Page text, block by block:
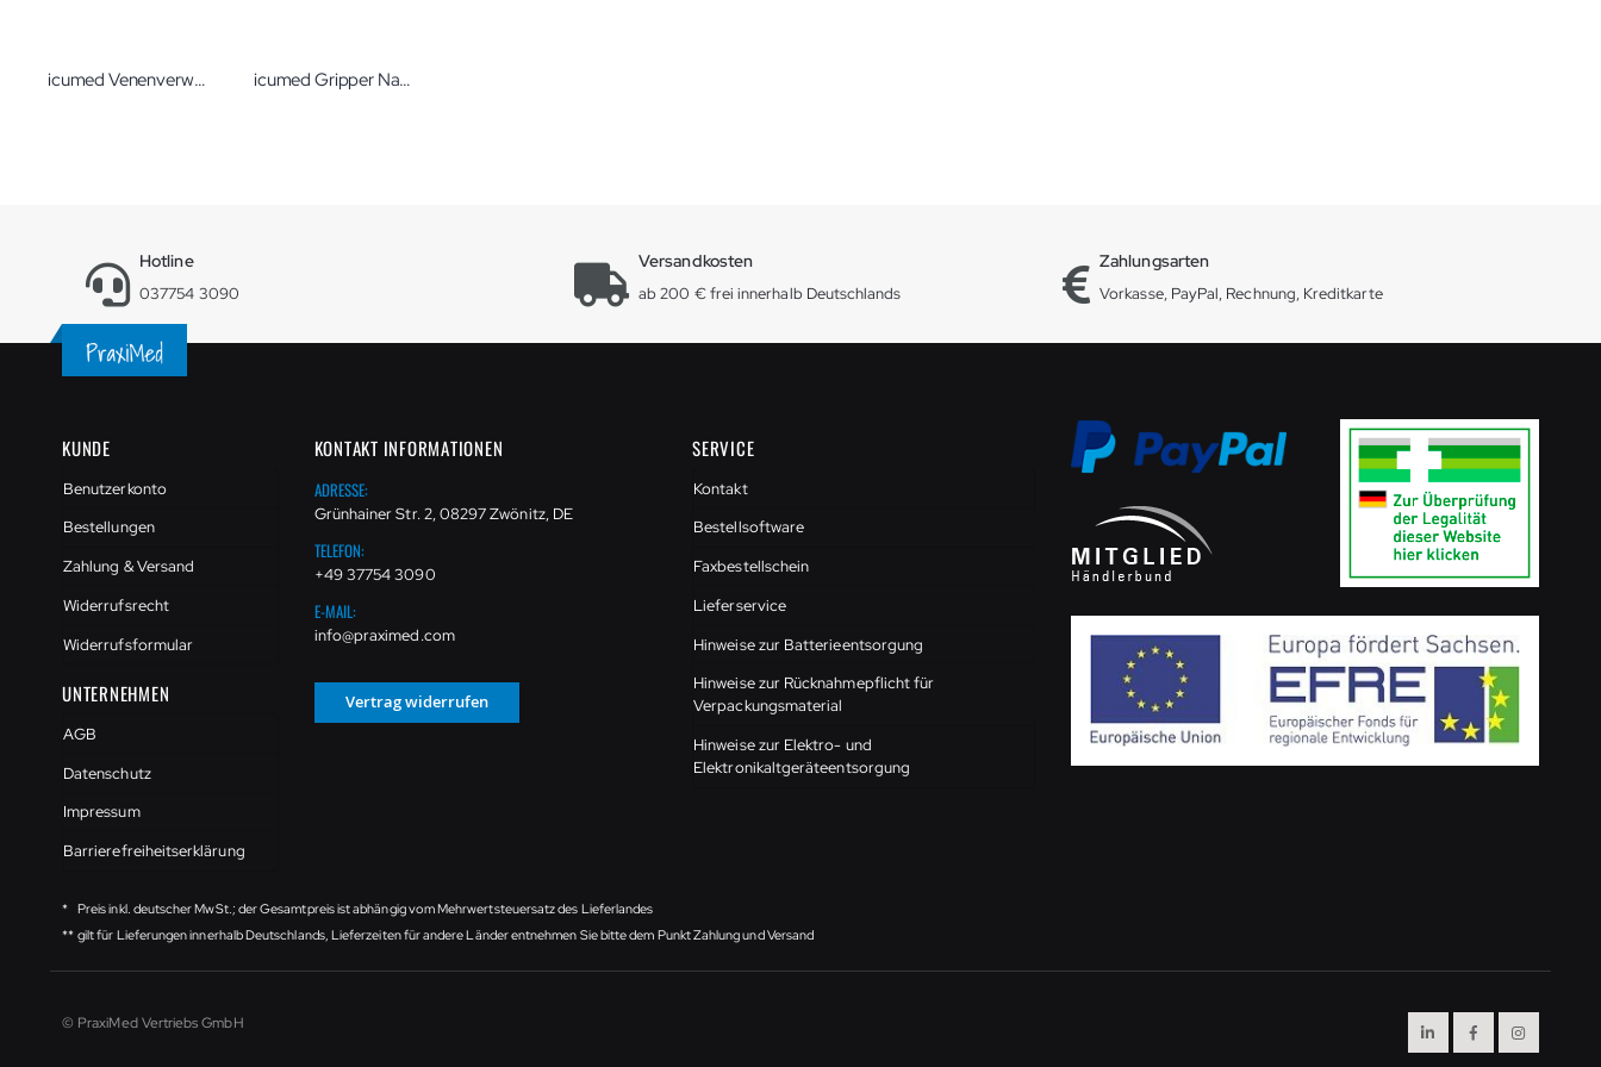
icumed Venenverweilkanülen Optiva 2, 20 G x 32 mm Venenverweilkanüle mit Zuspritzport und Fixationsflügeln icumed Gripper Nadeln
Hotline
037754 3090
Versandkosten
ab 200 € frei innerhalb Deutschlands
Zahlungsarten
Vorkasse, PayPal, Rechnung, Kreditkarte
KUNDE
Benutzerkonto
Bestellungen
Zahlung & Versand
Widerrufsrecht
Widerrufsformular
UNTERNEHMEN
AGB
Datenschutz
Impressum
Barrierefreiheitserklärung
KONTAKT INFORMATIONEN
ADRESSE:
Grünhainer Str. 2, 08297 Zwönitz, DE
TELEFON:
+49 37754 3090
E-MAIL:
info@praximed.com
Vertrag widerrufen
SERVICE
Kontakt
Bestellsoftware
Faxbestellschein
Lieferservice
Hinweise zur Batterieentsorgung
Hinweise zur Rücknahmepflicht für
Verpackungsmaterial
Hinweise zur Elektro- und
Elektronikaltgeräteentsorgung
* Preis inkl. deutscher MwSt.; der Gesamtpreis ist abhängig vom Mehrwertsteuersatz des Lieferlandes
** gilt für Lieferungen innerhalb Deutschlands, Lieferzeiten für andere Länder entnehmen Sie bitte dem Punkt Zahlung und Versand
© PraxiMed Vertriebs GmbH